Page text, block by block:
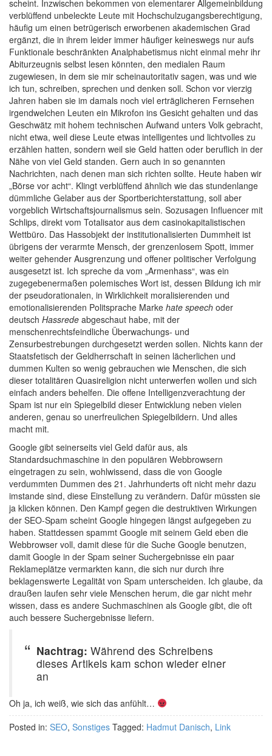
scheint. Inzwischen bekommen von elementarer Allgemeinbildung
verblüffend unbeleckte Leute mit Hochschulzugangsberechtigung,
häufig um einen betrügerisch erworbenen akademischen Grad
ergänzt, die in ihrem leider immer häufiger keineswegs nur aufs
Funktionale beschränkten Analphabetismus nicht einmal mehr ihr
Abiturzeugnis selbst lesen könnten, den medialen Raum
zugewiesen, in dem sie mir scheinautoritativ sagen, was und wie
ich tun, schreiben, sprechen und denken soll. Schon vor vierzig
Jahren haben sie im damals noch viel erträglicheren Fernsehen
irgendwelchen Leuten ein Mikrofon ins Gesicht gehalten und das
Geschwätz mit hohem technischen Aufwand unters Volk gebracht,
nicht etwa, weil diese Leute etwas intelligentes und lichtvolles zu
erzählen hatten, sondern weil sie Geld hatten oder beruflich in der
Nähe von viel Geld standen. Gern auch in so genannten
Nachrichten, nach denen man sich richten sollte. Heute haben wir
„Börse vor acht“. Klingt verblüffend ähnlich wie das stundenlange
dümmliche Gelaber aus der Sportberichterstattung, soll aber
vorgeblich Wirtschaftsjournalismus sein. Sozusagen Influencer mit
Schlips, direkt vom Totalisator aus dem casinokapitalistischen
Wettbüro. Das Hassobjekt der institutionalisierten Dummheit ist
übrigens der verarmte Mensch, der grenzenlosem Spott, immer
weiter gehender Ausgrenzung und offener politischer Verfolgung
ausgesetzt ist. Ich spreche da vom „Armenhass“, was ein
zugegebenermaßen polemisches Wort ist, dessen Bildung ich mir
der pseudorationalen, in Wirklichkeit moralisierenden und
emotionalisierenden Politsprache Marke hate speech oder
deutsch Hassrede abgeschaut habe, mit der
menschenrechtsfeindliche Überwachungs- und
Zensurbestrebungen durchgesetzt werden sollen. Nichts kann der
Staatsfetisch der Geldherrschaft in seinen lächerlichen und
dummen Kulten so wenig gebrauchen wie Menschen, die sich
dieser totalitären Quasireligion nicht unterwerfen wollen und sich
einfach anders behelfen. Die offene Intelligenzverachtung der
Spam ist nur ein Spiegelbild dieser Entwicklung neben vielen
anderen, genau so unerfreulichen Spiegelbildern. Und alles
macht mit.
Google gibt seinerseits viel Geld dafür aus, als
Standardsuchmaschine in den populären Webbrowsern
eingetragen zu sein, wohlwissend, dass die von Google
verdummten Dummen des 21. Jahrhunderts oft nicht mehr dazu
imstande sind, diese Einstellung zu verändern. Dafür müssten sie
ja klicken können. Den Kampf gegen die destruktiven Wirkungen
der SEO-Spam scheint Google hingegen längst aufgegeben zu
haben. Stattdessen spammt Google mit seinem Geld eben die
Webbrowser voll, damit diese für die Suche Google benutzen,
damit Google in der Spam seiner Suchergebnisse ein paar
Reklameplätze vermarkten kann, die sich nur durch ihre
beklagenswerte Legalität von Spam unterscheiden. Ich glaube, da
draußen laufen sehr viele Menschen herum, die gar nicht mehr
wissen, dass es andere Suchmaschinen als Google gibt, die oft
auch bessere Suchergebnisse liefern.
Nachtrag: Während des Schreibens
dieses Artikels kam schon wieder einer
an
Oh ja, ich weiß, wie sich das anfühlt…
Posted in: SEO, Sonstiges Tagged: Hadmut Danisch, Link